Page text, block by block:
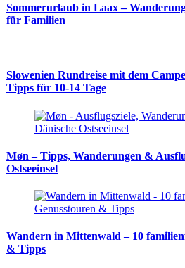
Sommerurlaub in Laax –
für Familien
Slowenien Rundreise mit dem
Tipps für 10-14 Tage
Møn – Tipps, Wanderungen &
Ostseeinsel
Wandern in Mittenwald – 10
& Tipps